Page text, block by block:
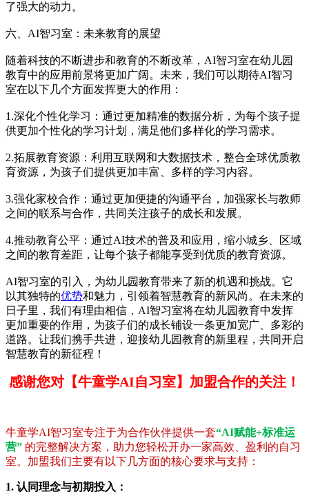
了强大的动力。
六、AI智习室：未来教育的展望
随着科技的不断进步和教育的不断改革，AI智习室在幼儿园
教育中的应用前景将更加广阔。未来，我们可以期待AI智习
室在以下几个方面发挥更大的作用：
1.深化个性化学习：通过更加精准的数据分析，为每个孩子提
供更加个性化的学习计划，满足他们多样化的学习需求。
2.拓展教育资源：利用互联网和大数据技术，整合全球优质教
育资源，为孩子们提供更加丰富、多样的学习内容。
3.强化家校合作：通过更加便捷的沟通平台，加强家长与教师
之间的联系与合作，共同关注孩子的成长和发展。
4.推动教育公平：通过AI技术的普及和应用，缩小城乡、区域
之间的教育差距，让每个孩子都能享受到优质的教育资源。
AI智习室的引入，为幼儿园教育带来了新的机遇和挑战。它
以其独特的优势和魅力，引领着智慧教育的新风尚。在未来的
日子里，我们有理由相信，AI智习室将在幼儿园教育中发挥
更加重要的作用，为孩子们的成长铺设一条更加宽广、多彩的
道路。让我们携手共进，迎接幼儿园教育的新里程，共同开启
智慧教育的新征程！
感谢您对【牛童学AI自习室】加盟合作的关注！
牛童学AI智习室专注于为合作伙伴提供一套“AI赋能+标准运
营” 的完整解决方案，助力您轻松开办一家高效、盈利的自习
室。加盟我们主要有以下几方面的核心要求与支持：
1. 认同理念与初期投入：